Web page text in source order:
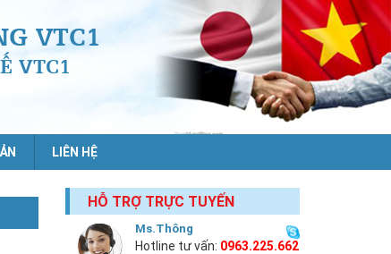
VTC1
VTC1
LIÊN HỆ
HỖ TRỢ TRỰC TUYẾN
Ms.Thông
Hotline tư vấn: 0963.225.662